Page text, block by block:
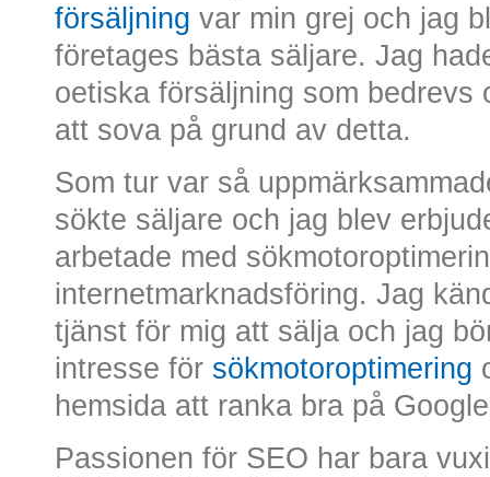
försäljning var min grej och jag
företages bästa säljare. Jag
oetiska försäljning som
att sova på grund av detta.
Som tur var så
sökte säljare och jag blev
arbetade med
internetmarknadsföring. Jag
tjänst för mig att sälja och jag
intresse för sökmotoroptimering
hemsida att ranka bra på
Passionen för SEO har bara